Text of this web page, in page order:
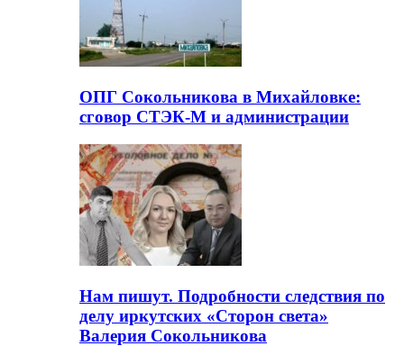
ОПГ Сокольникова в Михайловке:
сговор СТЭК-М и администрации
Нам пишут. Подробности следствия по
делу иркутских «Сторон света»
Валерия Сокольникова